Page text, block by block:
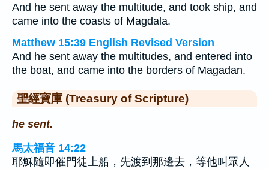
And he sent away the multitude, and took ship, and
came into the coasts of Magdala.
Matthew 15:39 English Revised Version
And he sent away the multitudes, and entered into
the boat, and came into the borders of Magadan.
聖經寶庫 (Treasury of Scripture)
he sent.
馬太福音 14:22
耶穌隨即催門徒上船，先渡到那邊去，等他叫眾人